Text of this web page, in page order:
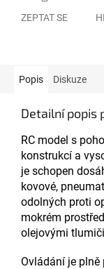
ZEPTAT SE
Popis Diskuze
Detailní popis
RC model s
konstrukcí a
je schopen
kovové,
odolných proti
mokrém
olejovými
Ovládání je